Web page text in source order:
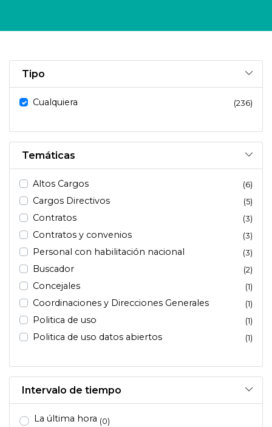
Tipo
Cualquiera (236)
Temáticas
Altos Cargos (6)
Cargos Directivos (5)
Contratos (3)
Contratos y convenios (3)
Personal con habilitación nacional (3)
Buscador (2)
Concejales (1)
Coordinaciones y Direcciones Generales (1)
Politica de uso (1)
Politica de uso datos abiertos (1)
Intervalo de tiempo
La última hora (0)